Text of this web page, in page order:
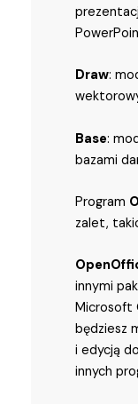
Draw:
Base:
bazami
Program
zalet,
innymi
Microsoft
będziesz
i edycją
innych